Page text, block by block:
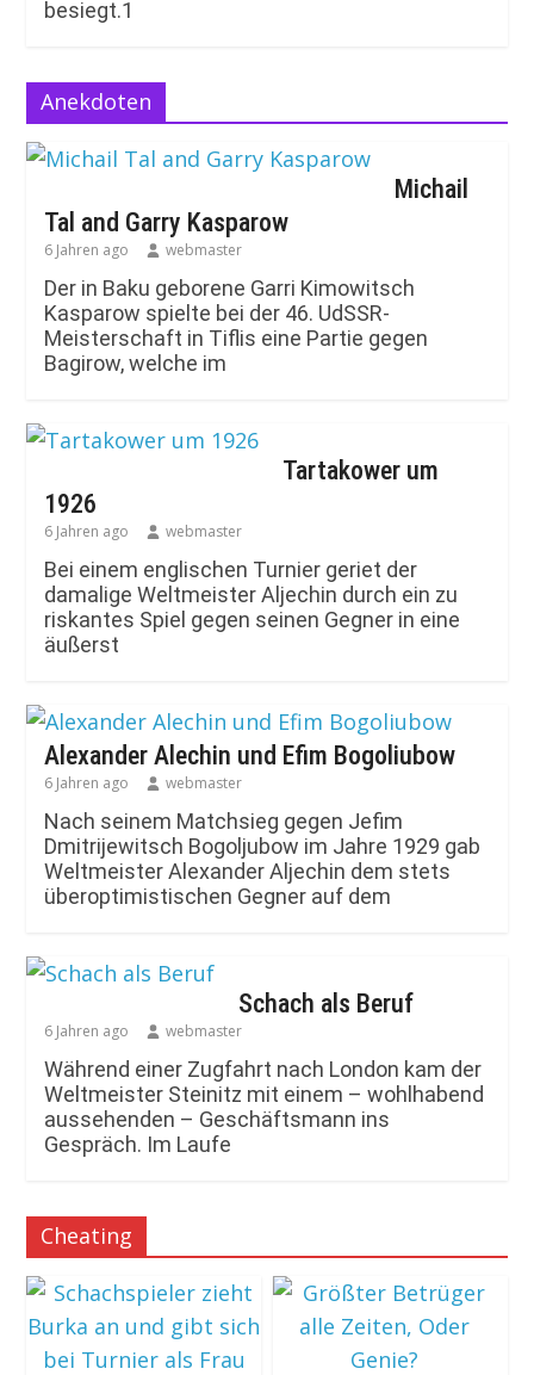
besiegt.1
Anekdoten
Michail
Tal and Garry Kasparow
6 Jahren ago webmaster
Der in Baku geborene Garri Kimowitsch
Kasparow spielte bei der 46. UdSSR-
Meisterschaft in Tiflis eine Partie gegen
Bagirow, welche im
Tartakower um
1926
6 Jahren ago webmaster
Bei einem englischen Turnier geriet der
damalige Weltmeister Aljechin durch ein zu
riskantes Spiel gegen seinen Gegner in eine
äußerst
Alexander Alechin und Efim Bogoliubow
6 Jahren ago webmaster
Nach seinem Matchsieg gegen Jefim
Dmitrijewitsch Bogoljubow im Jahre 1929 gab
Weltmeister Alexander Aljechin dem stets
überoptimistischen Gegner auf dem
Schach als Beruf
6 Jahren ago webmaster
Während einer Zugfahrt nach London kam der
Weltmeister Steinitz mit einem – wohlhabend
aussehenden – Geschäftsmann ins
Gespräch. Im Laufe
Cheating